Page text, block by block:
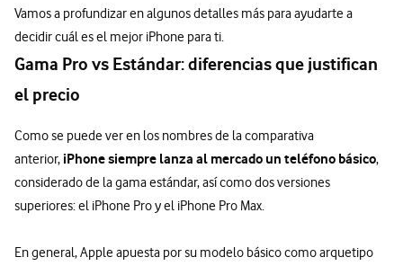
Vamos a profundizar en algunos detalles más para ayudarte a
decidir cuál es el mejor iPhone para ti.
Gama Pro vs Estándar: diferencias que justifican
el precio
Como se puede ver en los nombres de la comparativa
anterior, iPhone siempre lanza al mercado un teléfono básico,
considerado de la gama estándar, así como dos versiones
superiores: el iPhone Pro y el iPhone Pro Max.
En general, Apple apuesta por su modelo básico como arquetipo